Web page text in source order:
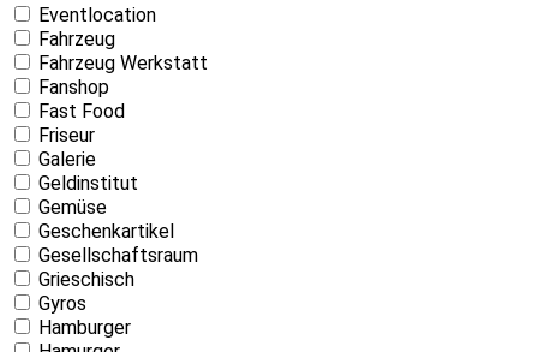
Eventlocation
Fahrzeug
Fahrzeug Werkstatt
Fanshop
Fast Food
Friseur
Galerie
Geldinstitut
Gemüse
Geschenkartikel
Gesellschaftsraum
Grieschisch
Gyros
Hamburger